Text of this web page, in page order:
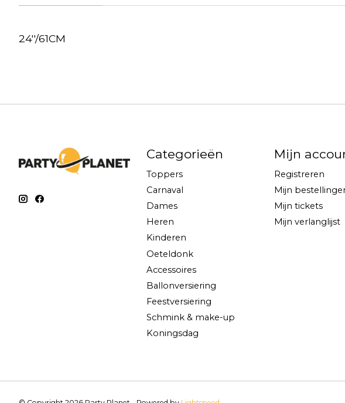
24''/61CM
Categorieën
Toppers
Carnaval
Dames
Heren
Kinderen
Oeteldonk
Accessoires
Ballonversiering
Feestversiering
Schmink & make-up
Koningsdag
Mijn
Registreren
Mijn
Mijn tickets
Mijn verlanglijst